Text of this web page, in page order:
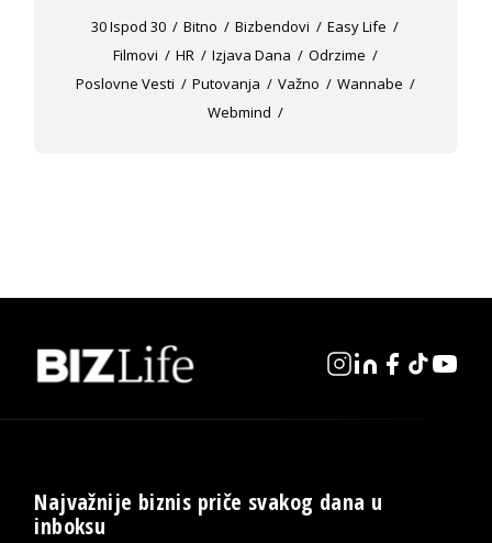
30 Ispod 30 Bitno Bizbendovi
Easy Life
Filmovi
HR Izjava Dana
Odrzime
Poslovne Vesti
Putovanja Važno
Wannabe
Webmind
Najvažnije biznis priče svakog dana u
inboksu